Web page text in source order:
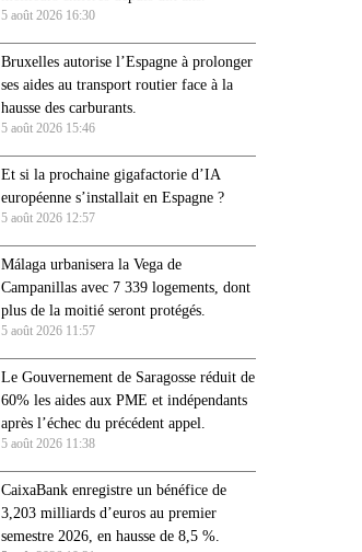
5 août 2026 16:30
Bruxelles autorise l’Espagne à prolonger
ses aides au transport routier face à la
hausse des carburants.
5 août 2026 15:46
Et si la prochaine gigafactorie d’IA
européenne s’installait en Espagne ?
5 août 2026 12:57
Málaga urbanisera la Vega de
Campanillas avec 7 339 logements, dont
plus de la moitié seront protégés.
5 août 2026 11:57
Le Gouvernement de Saragosse réduit de
60% les aides aux PME et indépendants
après l’échec du précédent appel.
5 août 2026 11:38
CaixaBank enregistre un bénéfice de
3,203 milliards d’euros au premier
semestre 2026, en hausse de 8,5 %.